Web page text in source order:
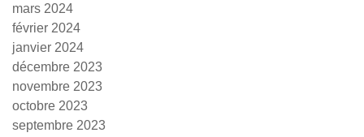
mars 2024
février 2024
janvier 2024
décembre 2023
novembre 2023
octobre 2023
septembre 2023